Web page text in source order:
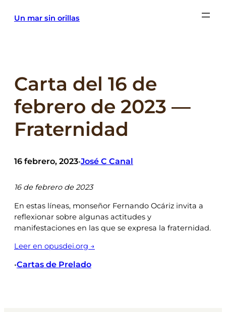
Un mar sin orillas
Carta del 16 de
febrero de 2023 —
Fraternidad
16 febrero, 2023•José C Canal
16 de febrero de 2023
En estas líneas, monseñor Fernando Ocáriz invita a
reflexionar sobre algunas actitudes y
manifestaciones en las que se expresa la fraternidad.
Leer en opusdei.org →
•Cartas de Prelado